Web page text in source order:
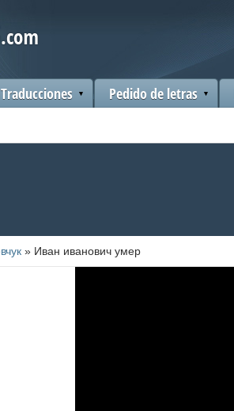
Traducciones Pedido de letras
» Иван иванович умер